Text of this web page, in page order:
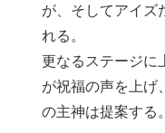
が、そしてアイズ
れる。
更なるステージに
が祝福の声を上げ
の主神は提案する。